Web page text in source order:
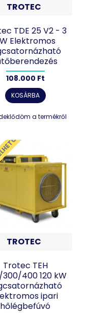
TROTEC
TDE 25 V2 - 3
Elektromos
108.000 Ft
KOSÁRBA
a termékről
TROTEC
Trotec TEH
400 120 kW
ipari
hőlégbefúvó